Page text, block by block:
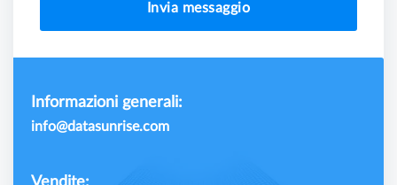
Invia messaggio
Informazioni generali:
info@datasunrise.com